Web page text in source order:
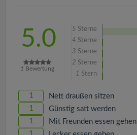
5.0
1 Bewertung
5 Sterne
4 Sterne
3 Sterne
2 Sterne
1 Stern
1 Nett draußen sitzen
1 Günstig satt werden
1 Mit Freunden essen gehen